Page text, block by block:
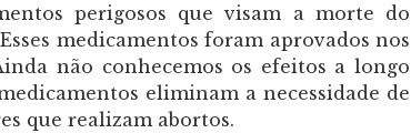
perigosos que visam a morte do
medicamentos foram aprovados nos
não conhecemos os efeitos a longo
eliminam a necessidade de
que realizam abortos.